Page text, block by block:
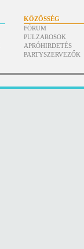
KÖZÖSSÉG
FÓRUM
PULZAROSOK
APRÓHIRDETÉS
PARTYSZERVEZŐK